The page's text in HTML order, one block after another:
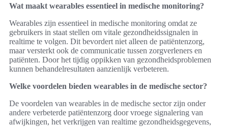
Wat maakt wearables essentieel in medische monitoring?
Wearables zijn essentieel in medische monitoring omdat ze
gebruikers in staat stellen om vitale gezondheidssignalen in
realtime te volgen. Dit bevordert niet alleen de patiëntenzorg,
maar versterkt ook de communicatie tussen zorgverleners en
patiënten. Door het tijdig oppikken van gezondheidsproblemen
kunnen behandelresultaten aanzienlijk verbeteren.
Welke voordelen bieden wearables in de medische sector?
De voordelen van wearables in de medische sector zijn onder
andere verbeterde patiëntenzorg door vroege signalering van
afwijkingen, het verkrijgen van realtime gezondheidsgegevens,